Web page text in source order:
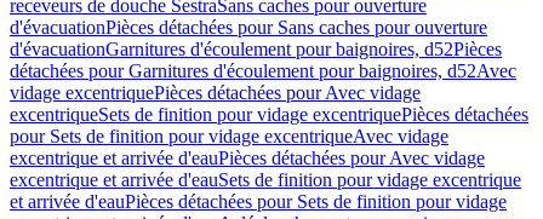
receveurs de douche SestraSans caches pour ouverture
d'évacuationPièces détachées pour Sans caches pour ouverture
d'évacuationGarnitures d'écoulement pour baignoires, d52Pièces
détachées pour Garnitures d'écoulement pour baignoires, d52Avec
vidage excentriquePièces détachées pour Avec vidage
excentriqueSets de finition pour vidage excentriquePièces détachées
pour Sets de finition pour vidage excentriqueAvec vidage
excentrique et arrivée d'eauPièces détachées pour Avec vidage
excentrique et arrivée d'eauSets de finition pour vidage excentrique
et arrivée d'eauPièces détachées pour Sets de finition pour vidage